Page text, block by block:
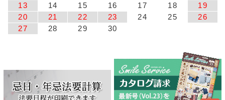
13
14 15 16 17 18
19
20
21 22 23 24 25
26
27
28 29 30